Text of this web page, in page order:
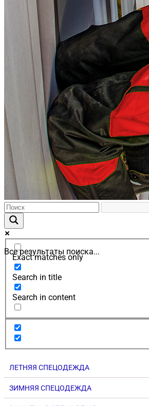
Все результаты поиска...
Exact matches only
Search in title
Search in content
ЛЕТНЯЯ СПЕЦОДЕЖДА
ЗИМНЯЯ СПЕЦОДЕЖДА